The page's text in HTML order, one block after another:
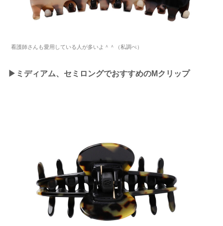
看護師さんも愛用している人が多いよ＾＾（私調べ）
▶︎ミディアム、セミロングでおすすめのMクリップ